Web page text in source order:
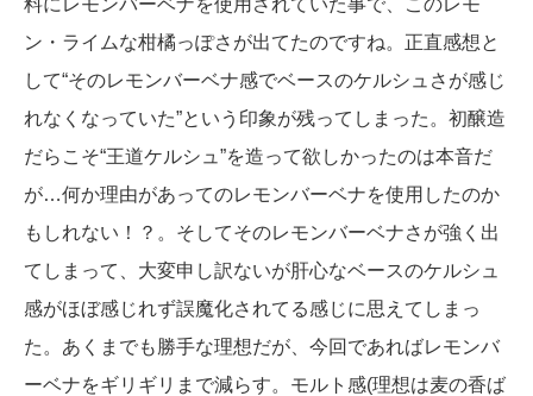
ン・ライムな柑橘っぽさが出てたのですね。正直感想と
して“そのレモンバーベナ感でベースのケルシュさが感じ
れなくなっていた”という印象が残ってしまった。初醸造
だらこそ“王道ケルシュ”を造って欲しかったのは本音だ
が…何か理由があってのレモンバーベナを使用したのか
もしれない！？。そしてそのレモンバーベナさが強く出
てしまって、大変申し訳ないが肝心なベースのケルシュ
感がほぼ感じれず誤魔化されてる感じに思えてしまっ
た。あくまでも勝手な理想だが、今回であればレモンバ
ーベナをギリギリまで減らす。モルト感(理想は麦の香ば